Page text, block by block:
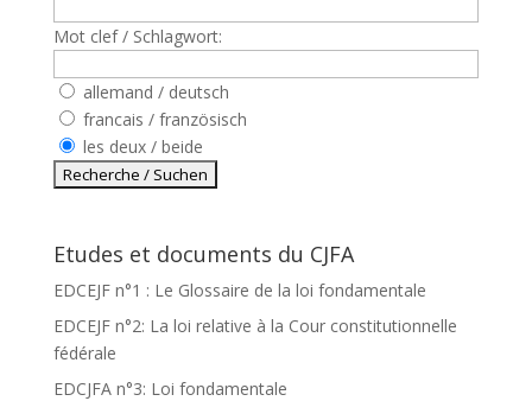
Mot clef / Schlagwort:
allemand / deutsch
francais / französisch
les deux / beide
Etudes et documents du CJFA
EDCEJF n°1 : Le Glossaire de la loi fondamentale
EDCEJF n°2: La loi relative à la Cour constitutionnelle
fédérale
EDCJFA n°3: Loi fondamentale